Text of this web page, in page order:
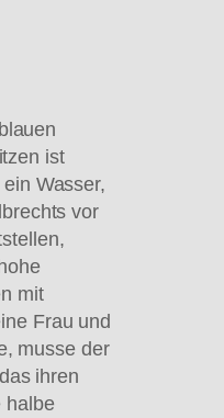
ist
Wasser,
vor
mit
Frau und
musse der
ihren
halbe